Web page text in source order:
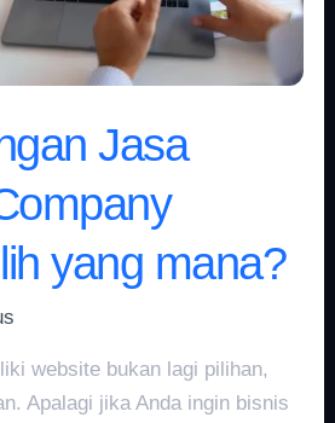
Jasa
yang mana?
website bukan lagi pilihan,
Apalagi jika Anda ingin bisnis